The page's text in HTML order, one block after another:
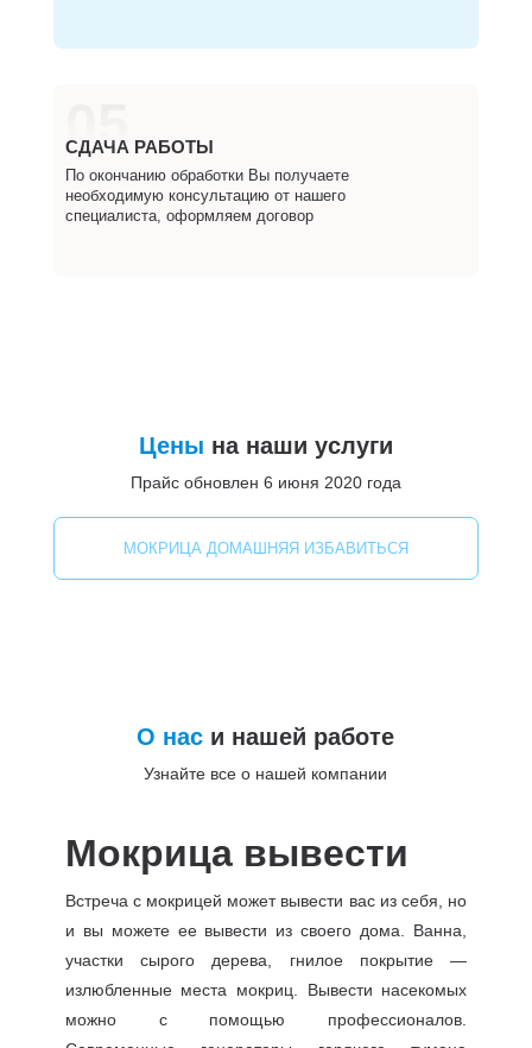
05
СДАЧА РАБОТЫ
По окончанию обработки Вы получаете
необходимую консультацию от нашего
специалиста, оформляем договор
Цены на наши услуги
Прайс обновлен 6 июня 2020 года
МОКРИЦА ДОМАШНЯЯ ИЗБАВИТЬСЯ
О нас и нашей работе
Узнайте все о нашей компании
Мокрица вывести
Встреча с мокрицей может вывести вас из себя, но
и вы можете ее вывести из своего дома. Ванна,
участки сырого дерева, гнилое покрытие —
излюбленные места мокриц. Вывести насекомых
можно с помощью профессионалов.